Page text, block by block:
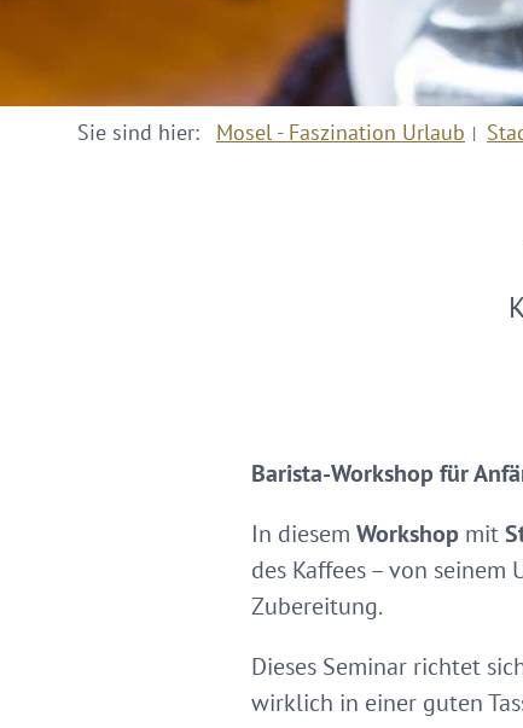
Sie sind hier: Mosel - Faszination Urlaub
Barista-Workshop für
In diesem Workshop mit
des Kaffees – von
Zubereitung.
Dieses Seminar richtet
wirklich in einer guten